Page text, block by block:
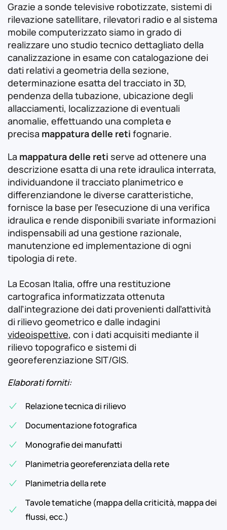
Grazie a sonde televisive robotizzate, sistemi di
rilevazione satellitare, rilevatori radio e al sistema
mobile computerizzato siamo in grado di
realizzare uno studio tecnico dettagliato della
canalizzazione in esame con catalogazione dei
dati relativi a geometria della sezione,
determinazione esatta del tracciato in 3D,
pendenza della tubazione, ubicazione degli
allacciamenti, localizzazione di eventuali
anomalie, effettuando una completa e
precisa mappatura delle reti fognarie.
La mappatura delle reti serve ad ottenere una
descrizione esatta di una rete idraulica interrata,
individuandone il tracciato planimetrico e
differenziandone le diverse caratteristiche,
fornisce la base per l’esecuzione di una verifica
idraulica e rende disponibili svariate informazioni
indispensabili ad una gestione razionale,
manutenzione ed implementazione di ogni
tipologia di rete.
La Ecosan Italia, offre una restituzione
cartografica informatizzata ottenuta
dall’integrazione dei dati provenienti dall’attività
di rilievo geometrico e dalle indagini
videoispettive, con i dati acquisiti mediante il
rilievo topografico e sistemi di
georeferenziazione SIT/GIS.
Elaborati forniti:
Relazione tecnica di rilievo
Documentazione fotografica
Monografie dei manufatti
Planimetria georeferenziata della rete
Planimetria della rete
Tavole tematiche (mappa della criticità, mappa dei
flussi, ecc.)